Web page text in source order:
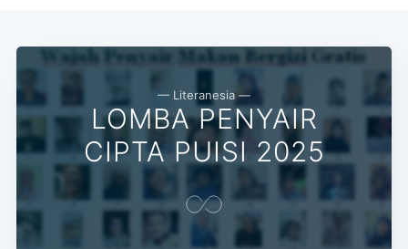
— Literanesia —
LOMBA PENYAIR
CIPTA PUISI 2025